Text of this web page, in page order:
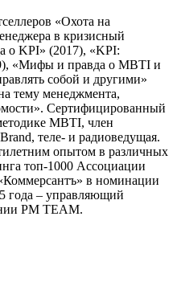
«Охота на
в кризисный
о KPI» (2017), «KPI:
«Мифы и правда о MBTI и
собой и другими»
тему менеджмента,
Сертифицированный
MBTI, член
теле- и радиоведущая.
опытом в различных
топ-1000 Ассоциации
в номинации
года – управляющий
PM TEAM.